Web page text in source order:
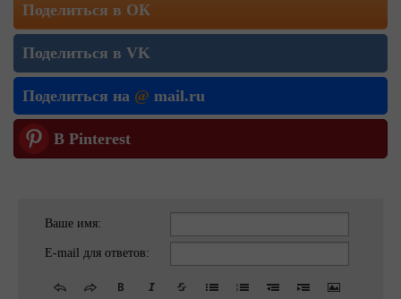
Поделиться в ОК
Поделиться в VK
Поделиться на @ mail.ru
В Pinterest
Ваше имя:
E-mail для ответов: